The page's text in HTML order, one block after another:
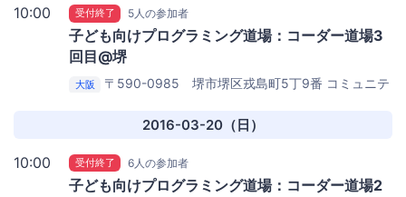
10:00 受付終了 5人の参加者
子ども向けプログラミング道場：コーダー道場3
回目@堺
大阪 〒590-0985 堺市堺区戎島町5丁9番 コミュニテ
2016-03-20（日）
10:00 受付終了 6人の参加者
子ども向けプログラミング道場：コーダー道場2